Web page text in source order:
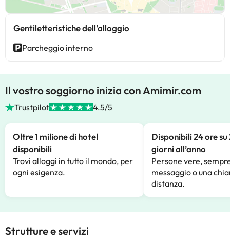
Gentiletteristiche dell'alloggio
Parcheggio interno
Il vostro soggiorno inizia con Amimir.com
Trustpilot 4.5/5
Oltre 1 milione di hotel
disponibili
Trovi alloggi in tutto il mondo, per
ogni esigenza.
Disponibili 24 ore su
giorni all’anno
Persone vere,
messaggio o una
distanza.
Strutture e servizi